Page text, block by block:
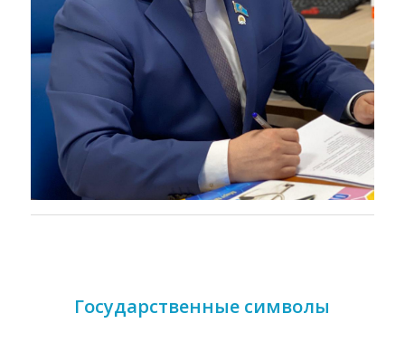
Государственные символы